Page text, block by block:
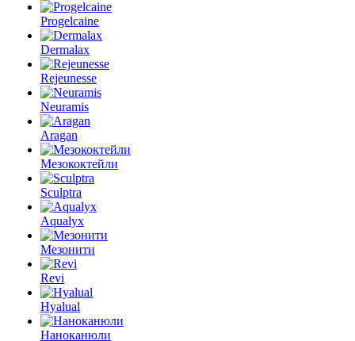
Progelcaine
Dermalax
Rejeunesse
Neuramis
Aragan
Мезококтейли
Sculptra
Aqualyx
Мезонити
Revi
Hyalual
Наноканюли